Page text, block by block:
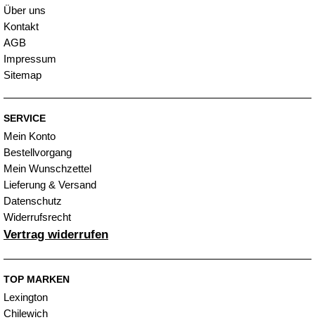
Über uns
Kontakt
AGB
Impressum
Sitemap
SERVICE
Mein Konto
Bestellvorgang
Mein Wunschzettel
Lieferung & Versand
Datenschutz
Widerrufsrecht
Vertrag widerrufen
TOP MARKEN
Lexington
Chilewich